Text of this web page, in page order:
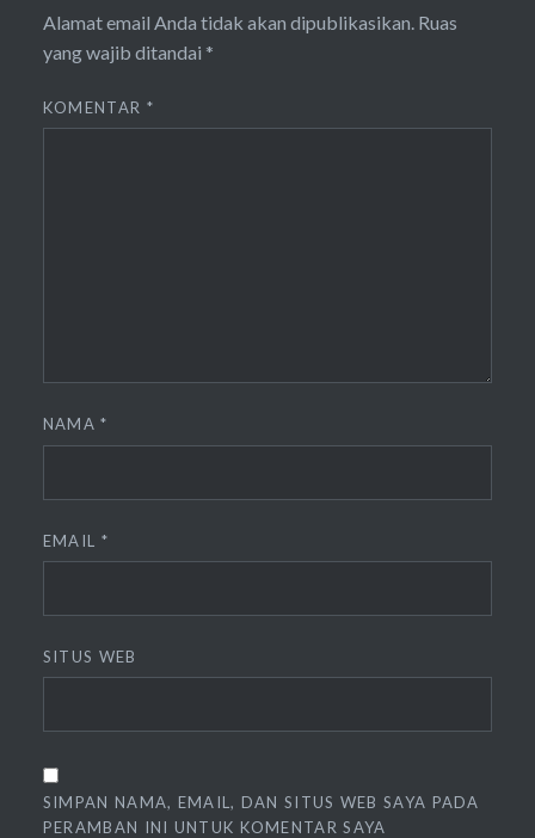
Alamat email Anda tidak akan dipublikasikan. Ruas
yang wajib ditandai *
KOMENTAR *
NAMA*
EMAIL *
SITUS WEB
SIMPAN NAMA, EMAIL, DAN SITUS WEB SAYA PADA
PERAMBAN INI UNTUK KOMENTAR SAYA